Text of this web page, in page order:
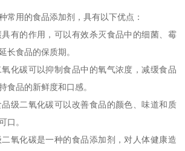
常用的食品添加剂，具有以下优点：
有的作用，可以有效杀灭食品中的细菌、霉
长食品的保质期。
化碳可以抑制食品中的氧气浓度，减缓食品
食品的新鲜度和口感。
级二氧化碳可以改善食品的颜色、味道和质
口。
氧化碳是一种的食品添加剂，对人体健康造